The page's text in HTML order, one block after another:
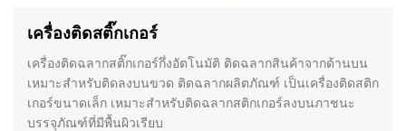
เครื่องติดสติ๊กเกอร์
เครื่องติดฉลากสติ๊กเกอร์กึ่งอัตโนมัติ ติดฉลากสินค้าจากด้านบน
เหมาะสำหรับติดลงบนขวด ติดฉลากผลิตภัณฑ์ เป็นเครื่องติดสติก
เกอร์ขนาดเล็ก เหมาะสำหรับติดฉลากสติกเกอร์ลงบนภาชนะ
บรรจุภัณฑ์ที่มีพื้นผิวเรียบ